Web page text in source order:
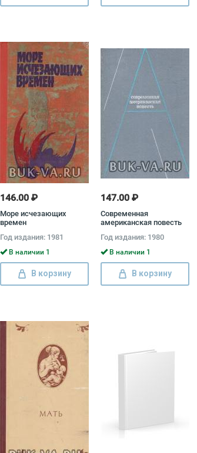
146.00 ₽
Море исчезающих
времен
Год издания: 1981
В наличии 1
В корзину
147.00 ₽
Современная
американская повесть
Стайрон, Джеймс
Джонс, Тилли Олсен,
Трумэн Капоте, Джеймс
Болдуин
Год издания: 1980
В наличии 1
В корзину